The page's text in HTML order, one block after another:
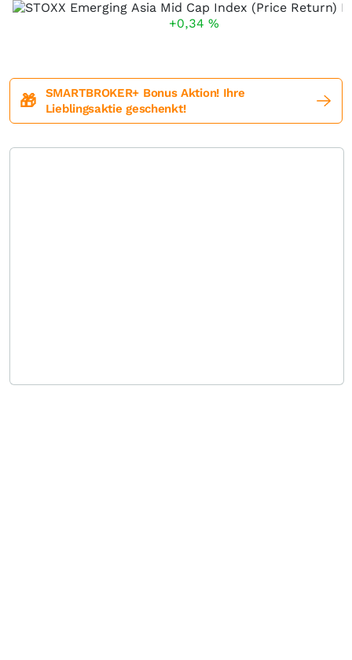
+0,34 %
🎁
SMARTBROKER+ Bonus Aktion! Ihre
Lieblingsaktie geschenkt!